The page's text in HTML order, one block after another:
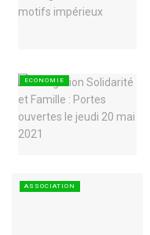
ECONOMIE
ASSOCIATION